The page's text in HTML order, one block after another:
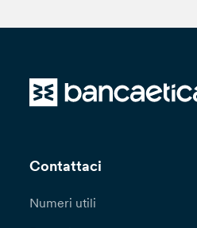
Contattaci
Numeri utili